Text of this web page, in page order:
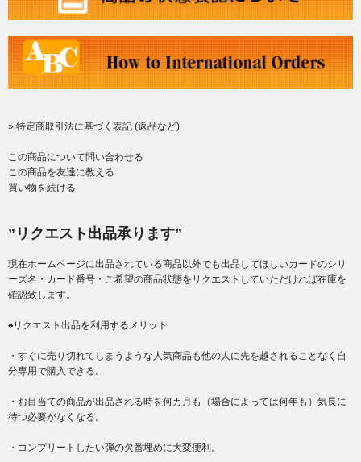
» 特定商取引法に基づく表記 (返品など)
この商品について問い合わせる
この商品を友達に教える
買い物を続ける
”リクエスト出品承ります”
現在ホームページに出品されている商品以外でも出品してほしいカードのシリ
ーズ名・カード番号・ご希望の商品状態をリクエストしていただければ在庫を
確認致します。
♠リクエスト出品を利用するメリット
・すぐに売り切れてしまうような人気商品も他の人に先を越されることなく自
分専用で購入できる。
・お目当ての商品が出品される時を何カ月も（場合によっては何年も）気長に
待つ必要がなくなる。
・コンプリートしたい弾の欠番埋めに大変便利。